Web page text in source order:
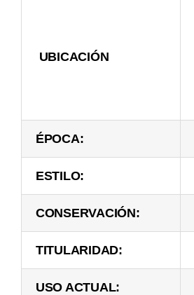
UBICACIÓN
ÉPOCA:
ESTILO:
CONSERVACIÓN:
TITULARIDAD:
USO ACTUAL: